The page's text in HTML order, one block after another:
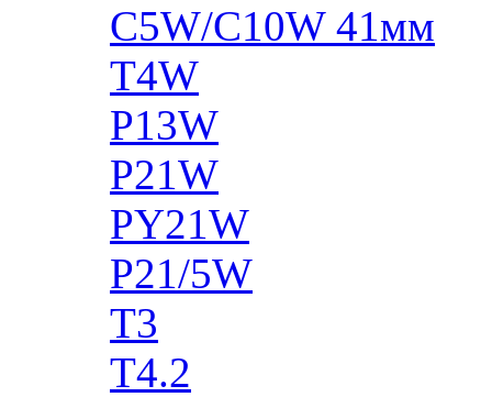
C5W/C10W 41мм
T4W
P13W
P21W
PY21W
P21/5W
T3
T4.2